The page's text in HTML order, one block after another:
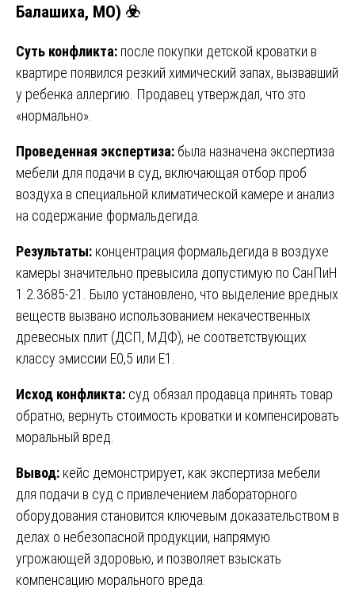
Балашиха, МО) ☣️
Суть конфликта: после покупки детской кроватки в
квартире появился резкий химический запах, вызвавший
у ребенка аллергию. Продавец утверждал, что это
«нормально».
Проведенная экспертиза: была назначена экспертиза
мебели для подачи в суд, включающая отбор проб
воздуха в специальной климатической камере и анализ
на содержание формальдегида.
Результаты: концентрация формальдегида в воздухе
камеры значительно превысила допустимую по СанПиН
1.2.3685-21. Было установлено, что выделение вредных
веществ вызвано использованием некачественных
древесных плит (ДСП, МДФ), не соответствующих
классу эмиссии Е0,5 или Е1.
Исход конфликта: суд обязал продавца принять товар
обратно, вернуть стоимость кроватки и компенсировать
моральный вред.
Вывод: кейс демонстрирует, как экспертиза мебели
для подачи в суд с привлечением лабораторного
оборудования становится ключевым доказательством в
делах о небезопасной продукции, напрямую
угрожающей здоровью, и позволяет взыскать
компенсацию морального вреда.